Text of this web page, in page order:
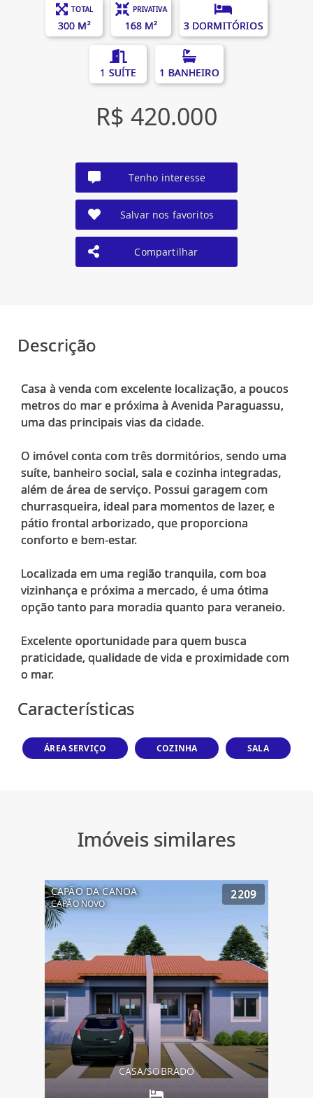
TOTAL
300 M²
PRIVATIVA
168 M² 3 DORMITÓRIOS
1 SUÍTE 1 BANHEIRO
R$ 420.000
Tenho interesse
Salvar nos favoritos
Compartilhar
Descrição
Casa à venda com excelente localização, a poucos
metros do mar e próxima à Avenida Paraguassu,
uma das principais vias da cidade.
O imóvel conta com três dormitórios, sendo uma
suíte, banheiro social, sala e cozinha integradas,
além de área de serviço. Possui garagem com
churrasqueira, ideal para momentos de lazer, e
pátio frontal arborizado, que proporciona
conforto e bem-estar.
Localizada em uma região tranquila, com boa
vizinhança e próxima a mercado, é uma ótima
opção tanto para moradia quanto para veraneio.
Excelente oportunidade para quem busca
praticidade, qualidade de vida e proximidade com
o mar.
Características
ÁREA SERVIÇO COZINHA SALA
Imóveis similares
CAPÃO DA CANOA
CAPÃO NOVO
2209
CASA/SOBRADO